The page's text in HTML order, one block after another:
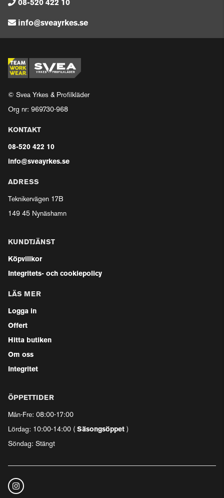
08-520 422 10
info@sveayrkes.se
© Svea Yrkes & Profilkläder
Org nr: 969730-968
KONTAKT
08-520 422 10
info@sveayrkes.se
ADRESS
Teknikervägen 17B
149 45 Nynäshamn
KUNDTJÄNST
Köpvillkor
Integritets- och cookiepolicy
LÄS MER
Logga in
Offert
Hitta butiken
Om oss
Integritet
ÖPPETTIDER
Mån-Fre: 08:00-17:00
Lördag: 10:00-14:00 ( Säsongsöppet )
Söndag: Stängt